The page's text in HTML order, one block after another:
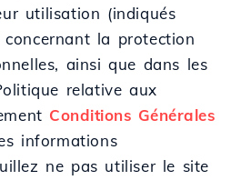
utilisation (indiqués
la protection
ainsi que dans les
relative aux
Conditions Générales
informations
ne pas utiliser le site